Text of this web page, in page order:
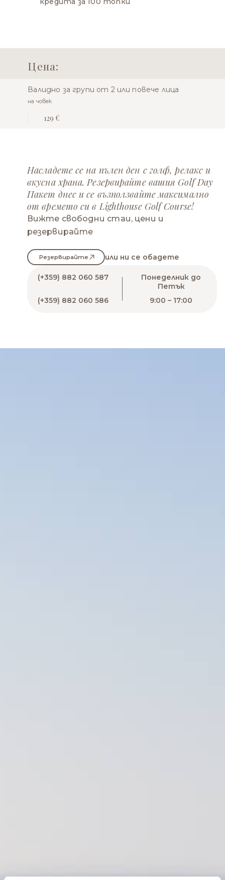
Цена:
Валидно за групи от 2 или повече лица
на човек
129 €
Насладете се на пълен ден с голф, релакс и
вкусна храна. Резервирайте вашия Golf Day
Пакет днес и се възползвайте максимално
от времето си в Lighthouse Golf Course!
Вижте свободни стаи, цени и
резервирайте
Резервирайте или ни се обадете
(+359) 882 060 587
(+359) 882 060 586
Понеделник до
Петък
9:00 – 17:00